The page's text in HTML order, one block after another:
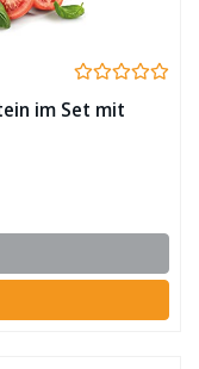
im Set mit